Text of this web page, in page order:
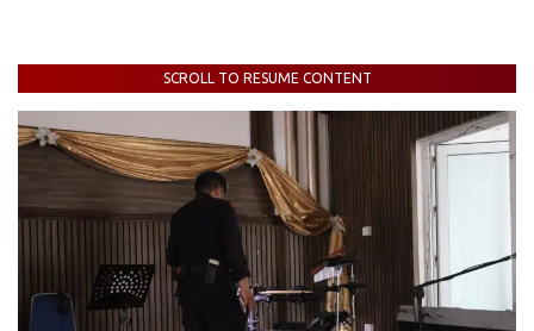
SCROLL TO RESUME CONTENT